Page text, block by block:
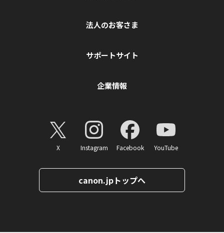
法人のお客さま
サポートサイト
企業情報
X Instagram Facebook YouTube
canon.jpトップへ